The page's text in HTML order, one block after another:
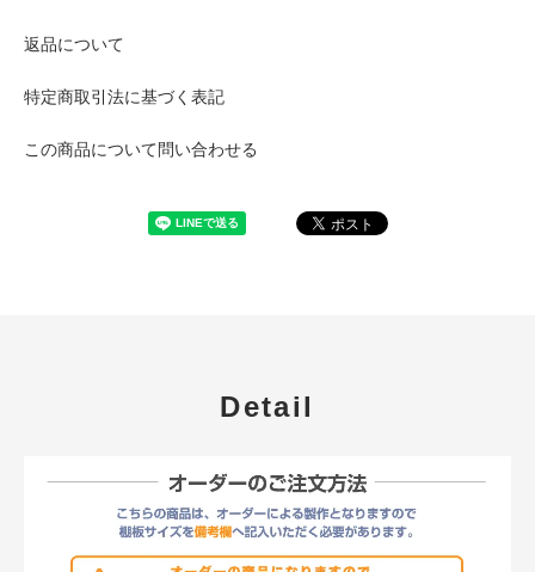
返品について
特定商取引法に基づく表記
この商品について問い合わせる
Detail